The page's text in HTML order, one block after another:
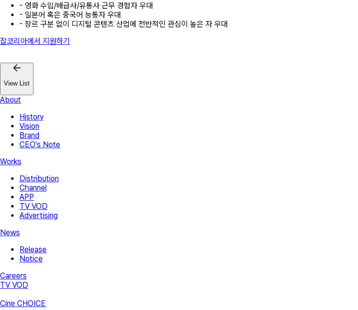
- 영화 수입/배급사/유통사 근무 경험자 우대
- 일본어 혹은 중국어 능통자 우대
- 장르 구분 없이 디지털 콘텐츠 산업에 전반적인 관심이 높은 자 우대
잡코리아에서 지원하기
View List
About
History
Vision
Brand
CEO's Note
Works
Distribution
Channel
APP
TV VOD
Advertising
News
Release
Notice
Careers
TV VOD
Cine CHOICE